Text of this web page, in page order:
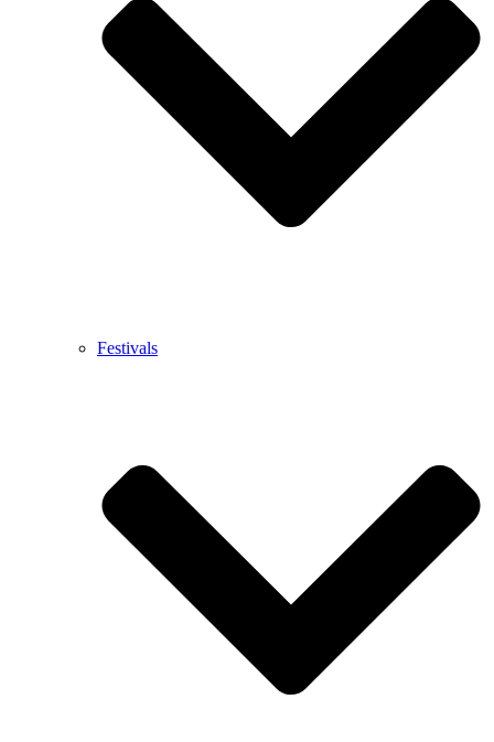
Festivals